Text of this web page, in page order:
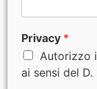
Privacy *
Autorizzo
ai sensi del